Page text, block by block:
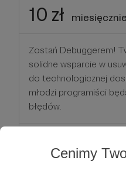
Cenimy
10 zł miesięcznie
Zostań Debuggerem!
solidne wsparcie w
do technologicznej
młodzi programiści
błędów.